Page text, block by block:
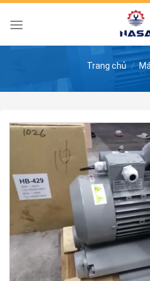
Skip
Trang chủ /